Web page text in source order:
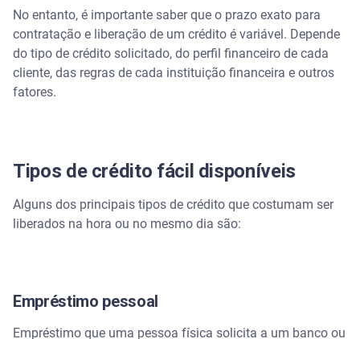
No entanto, é importante saber que o prazo exato para
contratação e liberação de um crédito é variável. Depende
do tipo de crédito solicitado, do perfil financeiro de cada
cliente, das regras de cada instituição financeira e outros
fatores.
Tipos de crédito fácil disponíveis
Alguns dos principais tipos de crédito que costumam ser
liberados na hora ou no mesmo dia são:
Empréstimo pessoal
Empréstimo que uma pessoa física solicita a um banco ou